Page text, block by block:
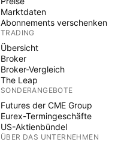
Marktdaten
Abonnements verschenken
TRADING
Übersicht
Broker
Broker-Vergleich
The Leap
SONDERANGEBOTE
Futures der CME Group
Eurex-Termingeschäfte
US-Aktienbündel
ÜBER DAS UNTERNEHMEN